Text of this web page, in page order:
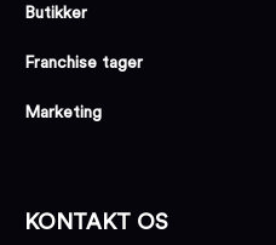
Butikker
Franchise tager
Marketing
KONTAKT OS